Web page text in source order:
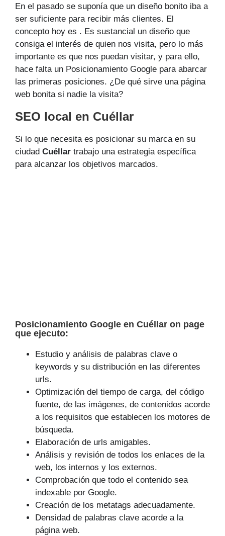
En el pasado se suponía que un diseño bonito iba a
ser suficiente para recibir más clientes. El
concepto hoy es . Es sustancial un diseño que
consiga el interés de quien nos visita, pero lo más
importante es que nos puedan visitar, y para ello,
hace falta un Posicionamiento Google para abarcar
las primeras posiciones. ¿De qué sirve una página
web bonita si nadie la visita?
SEO local en Cuéllar
Si lo que necesita es posicionar su marca en su
ciudad Cuéllar trabajo una estrategia específica
para alcanzar los objetivos marcados.
Posicionamiento Google en Cuéllar on page
que ejecuto:
Estudio y análisis de palabras clave o
keywords y su distribución en las diferentes
urls.
Optimización del tiempo de carga, del código
fuente, de las imágenes, de contenidos acorde
a los requisitos que establecen los motores de
búsqueda.
Elaboración de urls amigables.
Análisis y revisión de todos los enlaces de la
web, los internos y los externos.
Comprobación que todo el contenido sea
indexable por Google.
Creación de los metatags adecuadamente.
Densidad de palabras clave acorde a la
página web.